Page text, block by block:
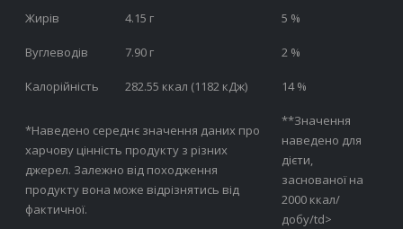
Жирів 4.15 г 5 %
Вуглеводів 7.90 г 2 %
Калорійність 282.55 ккал (1182 кДж) 14 %
*Наведено середнє значення даних про
харчову цінність продукту з різних
джерел. Залежно від походження
продукту вона може відрізнятись від
фактичної.
**Значення
наведено для
дієти,
заснованої на
2000 ккал/
добу/td>